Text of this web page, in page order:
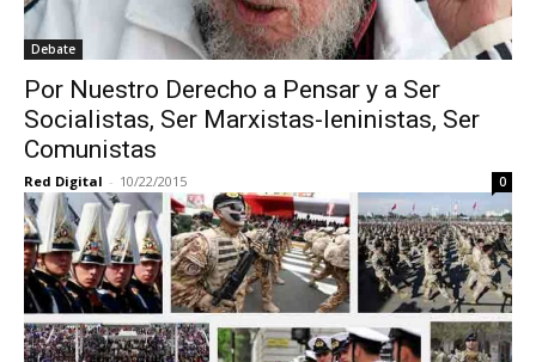
Debate
Por Nuestro Derecho a Pensar y a Ser
Socialistas, Ser Marxistas-leninistas, Ser
Comunistas
Red Digital - 10/22/2015 0